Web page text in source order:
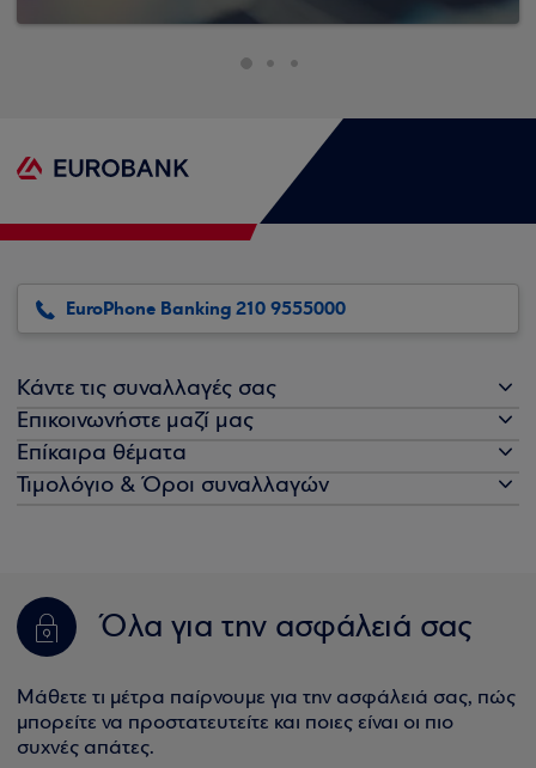
EuroPhone Banking 210 9555000
Κάντε τις συναλλαγές σας
Επικοινωνήστε μαζί μας
Επίκαιρα θέματα
Τιμολόγιο & Όροι συναλλαγών
Όλα για την ασφάλειά σας
Μάθετε τι μέτρα παίρνουμε για την ασφάλειά σας, πώς
μπορείτε να προστατευτείτε και ποιες είναι οι πιο
συχνές απάτες.